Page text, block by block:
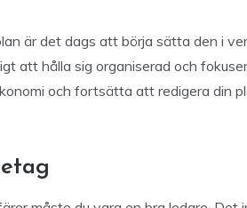
är det dags att börja sätta den i
att hålla sig organiserad och
och fortsätta att redigera din